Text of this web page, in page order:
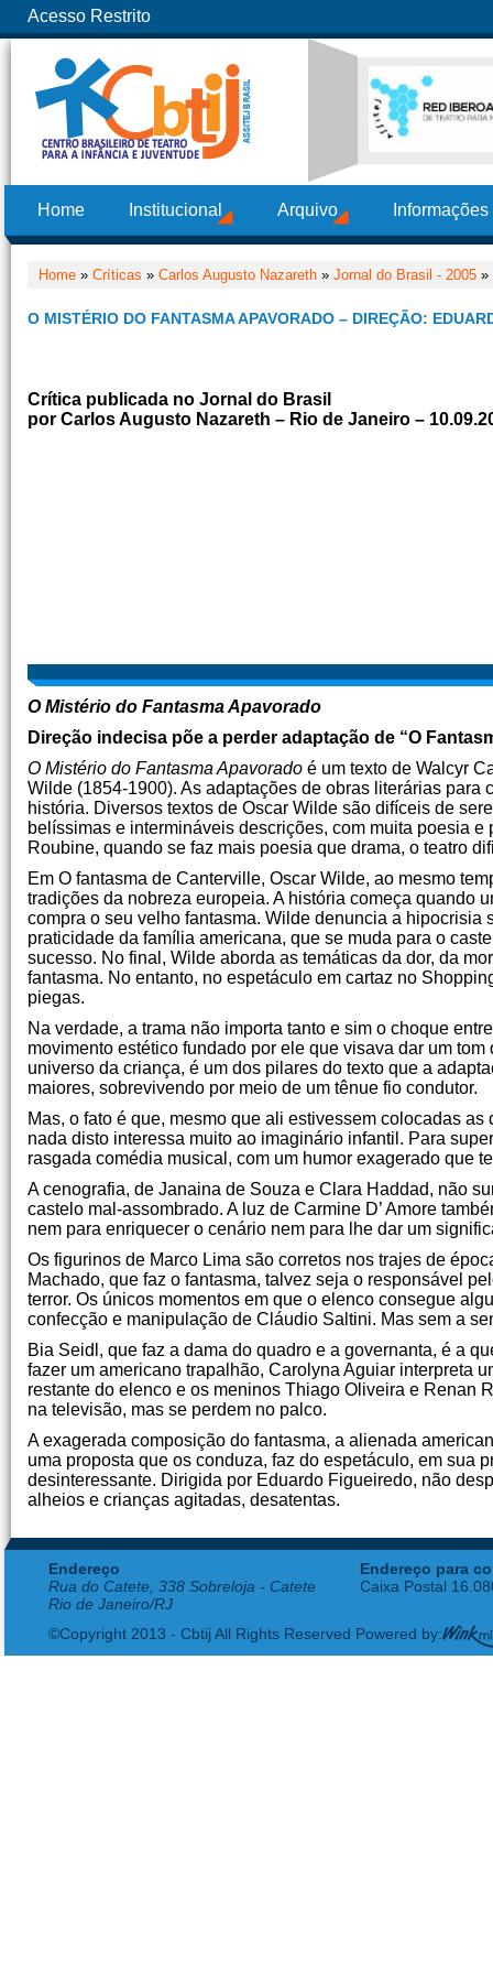
Acesso Restrito
Home Institucional Arquivo
Home » Críticas » Carlos Augusto Nazareth » Jornal do Brasil - 2005 »
O MISTÉRIO DO FANTASMA APAVORADO – DIREÇÃO:
Crítica publicada no Jornal do Brasil
por Carlos Augusto Nazareth – Rio de Janeiro –
O Mistério do Fantasma Apavorado
Direção indecisa põe a perder adaptação de “O
O Mistério do Fantasma Apavorado é um texto de Walcyr
Wilde (1854-1900). As adaptações de obras literárias
história. Diversos textos de Oscar Wilde são difíceis de
belíssimas e intermináveis descrições, com muita poesia
Roubine, quando se faz mais poesia que drama, o teatro
Em O fantasma de Canterville, Oscar Wilde, ao mesmo
tradições da nobreza europeia. A história começa quando
compra o seu velho fantasma. Wilde denuncia a
praticidade da família americana, que se muda para o
sucesso. No final, Wilde aborda as temáticas da dor, da
fantasma. No entanto, no espetáculo em cartaz no
piegas.
Na verdade, a trama não importa tanto e sim o choque
movimento estético fundado por ele que visava dar um
universo da criança, é um dos pilares do texto que a
maiores, sobrevivendo por meio de um tênue fio condutor.
Mas, o fato é que, mesmo que ali estivessem colocadas
nada disto interessa muito ao imaginário infantil. Para
rasgada comédia musical, com um humor exagerado que
A cenografia, de Janaina de Souza e Clara Haddad, não
castelo mal-assombrado. A luz de Carmine D’ Amore
nem para enriquecer o cenário nem para lhe dar um
Os figurinos de Marco Lima são corretos nos trajes de
Machado, que faz o fantasma, talvez seja o responsável
terror. Os únicos momentos em que o elenco consegue
confecção e manipulação de Cláudio Saltini. Mas sem a
Bia Seidl, que faz a dama do quadro e a governanta, é a
fazer um americano trapalhão, Carolyna Aguiar interpreta
restante do elenco e os meninos Thiago Oliveira e Renan
na televisão, mas se perdem no palco.
A exagerada composição do fantasma, a alienada
uma proposta que os conduza, faz do espetáculo, em sua
desinteressante. Dirigida por Eduardo Figueiredo, não
alheios e crianças agitadas, desatentas.
Endereço
Rua do Catete, 338 Sobreloja - Catete
Rio de Janeiro/RJ
Endereço para
Caixa Postal
©Copyright 2013 - Cbtij All Rights Reserved Powered by: